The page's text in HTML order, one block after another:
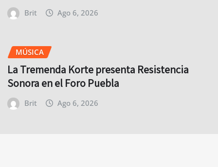
Brit Ago 6, 2026
MÚSICA
La Tremenda Korte presenta Resistencia
Sonora en el Foro Puebla
Brit Ago 6, 2026